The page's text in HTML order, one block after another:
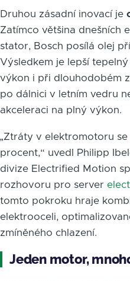
Druhou zásadní inovací je
Zatímco většina dnešních
stator, Bosch posílá olej
Výsledkem je lepší
výkon i při dlouhodobém
po dálnici v letním vedru
akceleraci na plný výkon.
„Ztráty v elektromotoru
procent,“ uvedl Philipp
divize Electrified Motion
rozhovoru pro server
tomto pokroku hraje
elektrooceli,
zmíněného chlazení.
Jeden motor,